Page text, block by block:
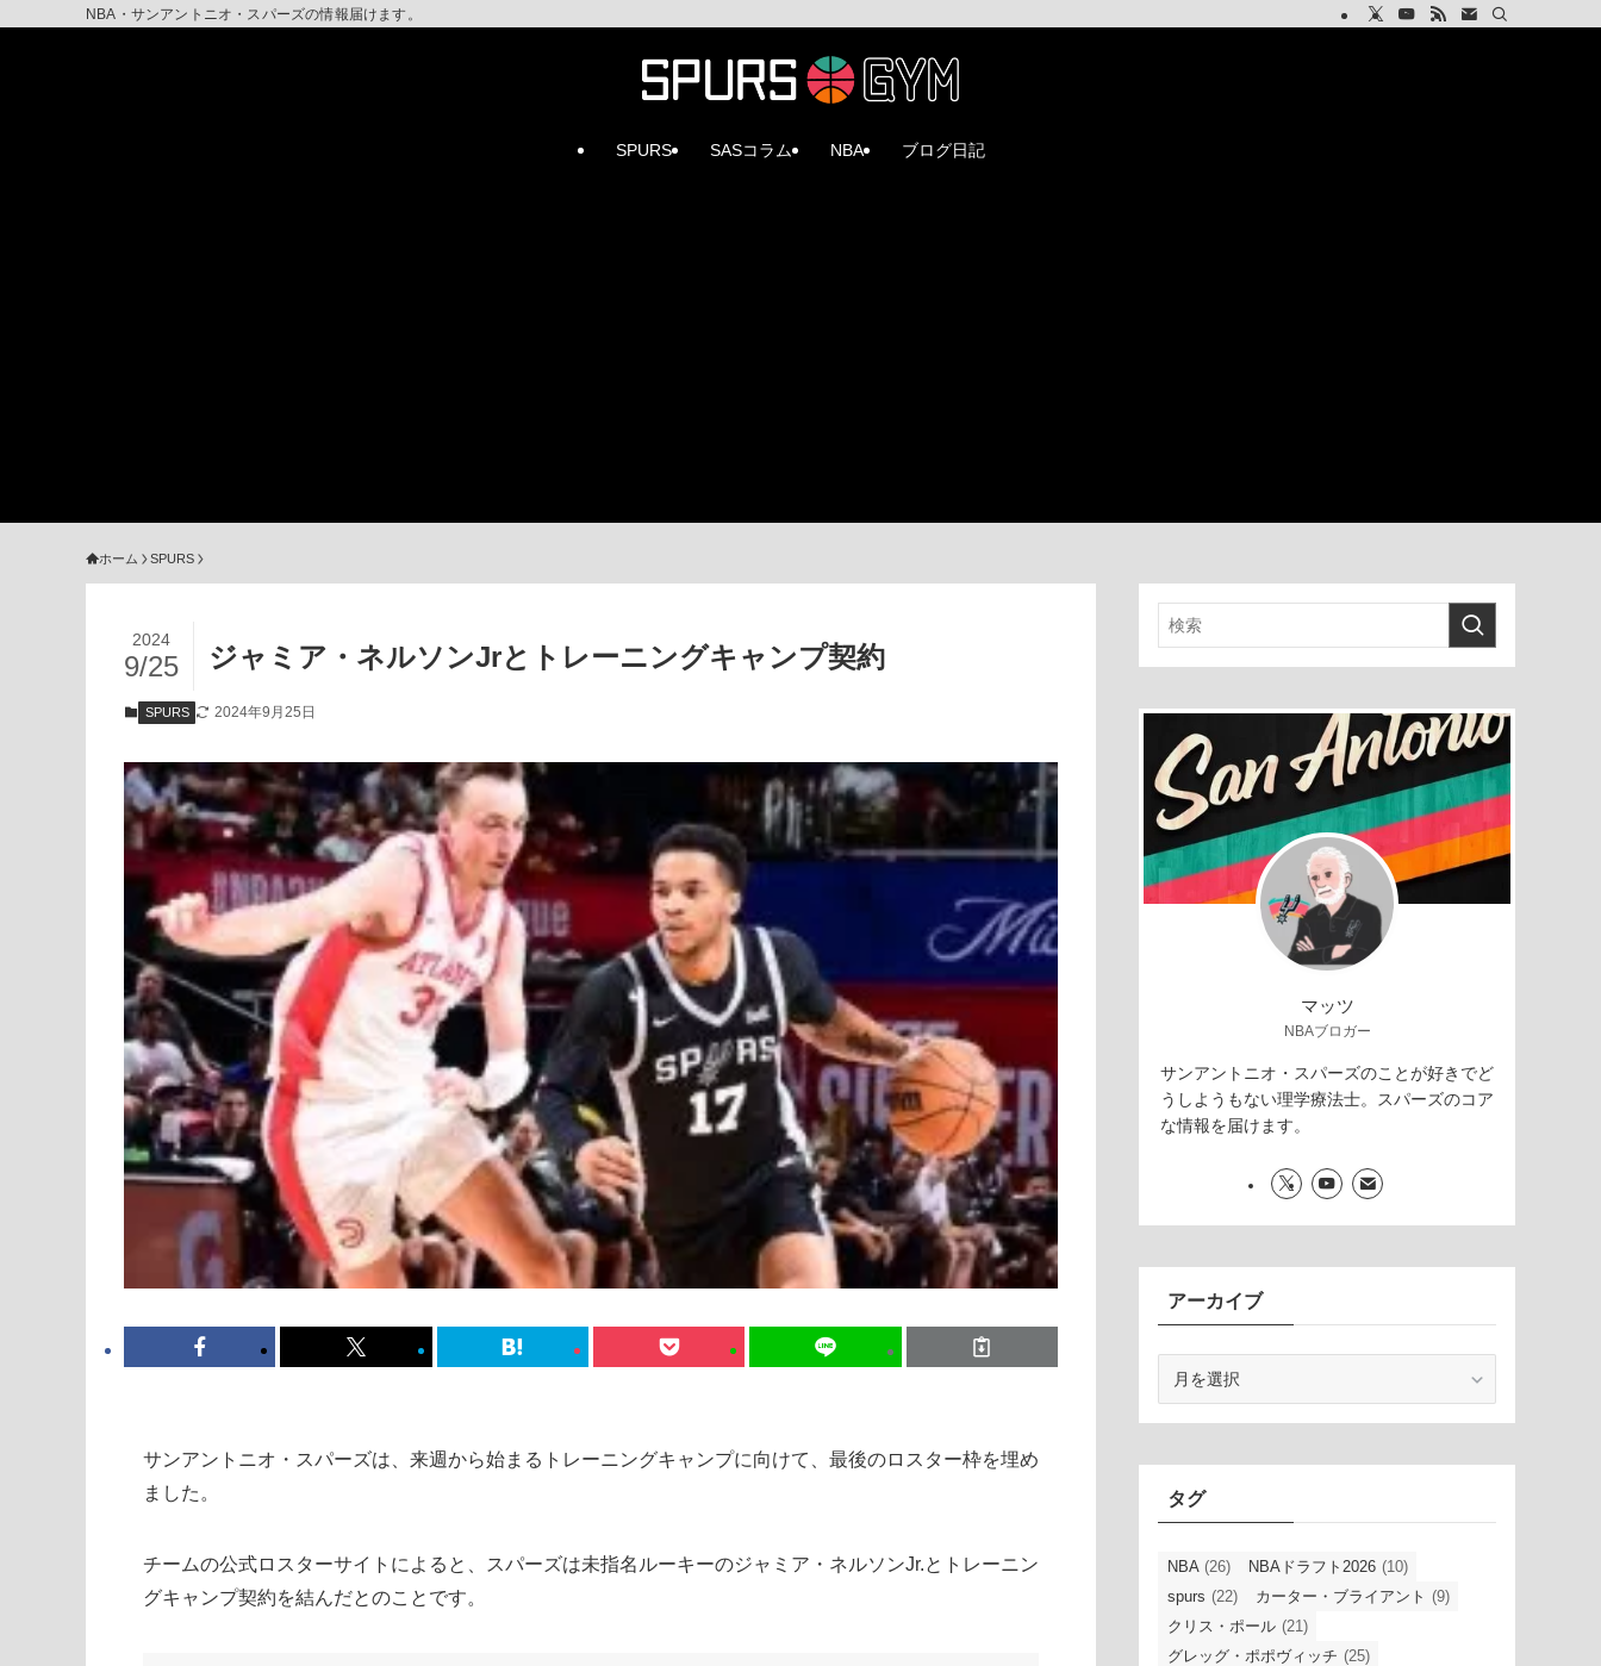
NBA・サンアントニオ・スパーズの情報届けます。
SPURS SASコラム NBA ブログ日記
ホーム SPURS
ジャミア・ネルソンJrとトレーニングキャンプ契約
2024
9/25
SPURS 2024年9月25日
サンアントニオ・スパーズは、来週から始まるトレーニングキャンプに向けて、最後のロスター枠を埋め
ました。
チームの公式ロスターサイトによると、スパーズは未指名ルーキーのジャミア・ネルソンJr.とトレーニン
グキャンプ契約を結んだとのことです。
マッツ
NBAブロガー
サンアントニオ・スパーズのことが好きでど
うしようもない理学療法士。スパーズのコア
な情報を届けます。
アーカイブ
ブ
タグ
NBA (26) NBAドラフト2026 (10)
spurs (22) カーター・ブライアント (9)
クリス・ポール (21)
グレッグ・ポポヴィッチ (25)